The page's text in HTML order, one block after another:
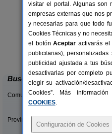
La Llosuca
San Pedro de Ambás
Buscar
Comunidades:
Provincias/Islas:
visitar el portal. Algunas son
empresas externas que nos
y necesarias para que todo
Cookies Técnicas y no
el botónAceptar activarás
publicitarias),
publicidad ajustada a tus
desactivarlas por completo
elegir su activación/
Cookies”. Más
COOKIES.